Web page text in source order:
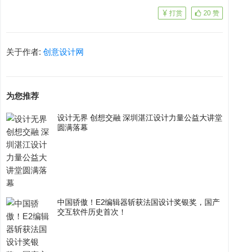
20 赞
打赏
关于作者:创意设计网
为您推荐
设计无界 创想交融 深圳湛江设计力量公益大讲堂
圆满落幕
中国骄傲！E2编辑器斩获法国设计奖银奖，国产
交互软件历史首次！